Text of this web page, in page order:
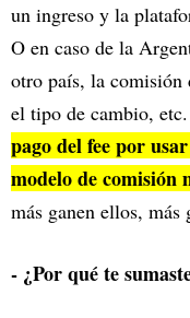
un ingreso y la
O en caso de la
otro país, la comisión
el tipo de cambio,
pago del fee por
modelo de comisión
más ganen ellos, más
- ¿Por qué te